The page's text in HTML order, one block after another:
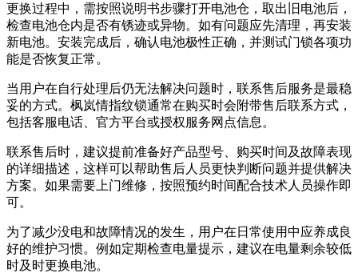
更换过程中，需按照说明书步骤打开电池仓，取出旧电池后，
检查电池仓内是否有锈迹或异物。如有问题应先清理，再安装
新电池。安装完成后，确认电池极性正确，并测试门锁各项功
能是否恢复正常。
当用户在自行处理后仍无法解决问题时，联系售后服务是最稳
妥的方式。枫岚情指纹锁通常在购买时会附带售后联系方式，
包括客服电话、官方平台或授权服务网点信息。
联系售后时，建议提前准备好产品型号、购买时间及故障表现
的详细描述，这样可以帮助售后人员更快判断问题并提供解决
方案。如果需要上门维修，按照预约时间配合技术人员操作即
可。
为了减少没电和故障情况的发生，用户在日常使用中应养成良
好的维护习惯。例如定期检查电量提示，建议在电量剩余较低
时及时更换电池。